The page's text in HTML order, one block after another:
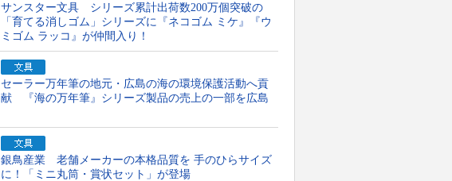
サンスター文具 シリーズ累計出荷数200万個突破の
「育てる消しゴム」シリーズに『ネコゴム ミケ』『ウ
ミゴム ラッコ』が仲間入り！
セーラー万年筆の地元・広島の海の環境保護活動へ貢
献 『海の万年筆』シリーズ製品の売上の一部を広島
銀鳥産業 老舗メーカーの本格品質を 手のひらサイズ
に！「ミニ丸筒・賞状セット」が登場